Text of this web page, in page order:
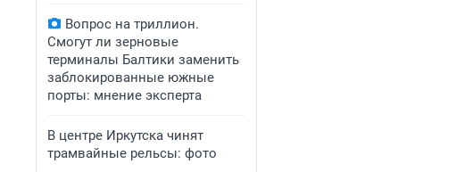
Вопрос на триллион.
Смогут ли зерновые
терминалы Балтики заменить
заблокированные южные
порты: мнение эксперта
В центре Иркутска чинят
трамвайные рельсы: фото